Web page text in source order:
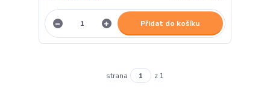
Přidat do košíku
strana z 1